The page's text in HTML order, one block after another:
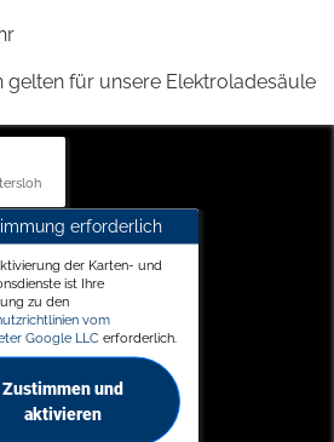
gelten für unsere Elektroladesäule
erforderlich
der Karten- und
ist Ihre
zu den
vom
Google LLC erforderlich.
Zustimmen und
aktivieren